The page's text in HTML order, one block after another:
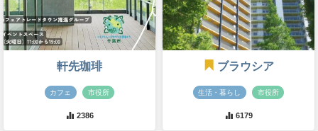
軒先珈琲
カフェ 市役所
2386
ブラウシア
生活・暮らし 市役所
6179